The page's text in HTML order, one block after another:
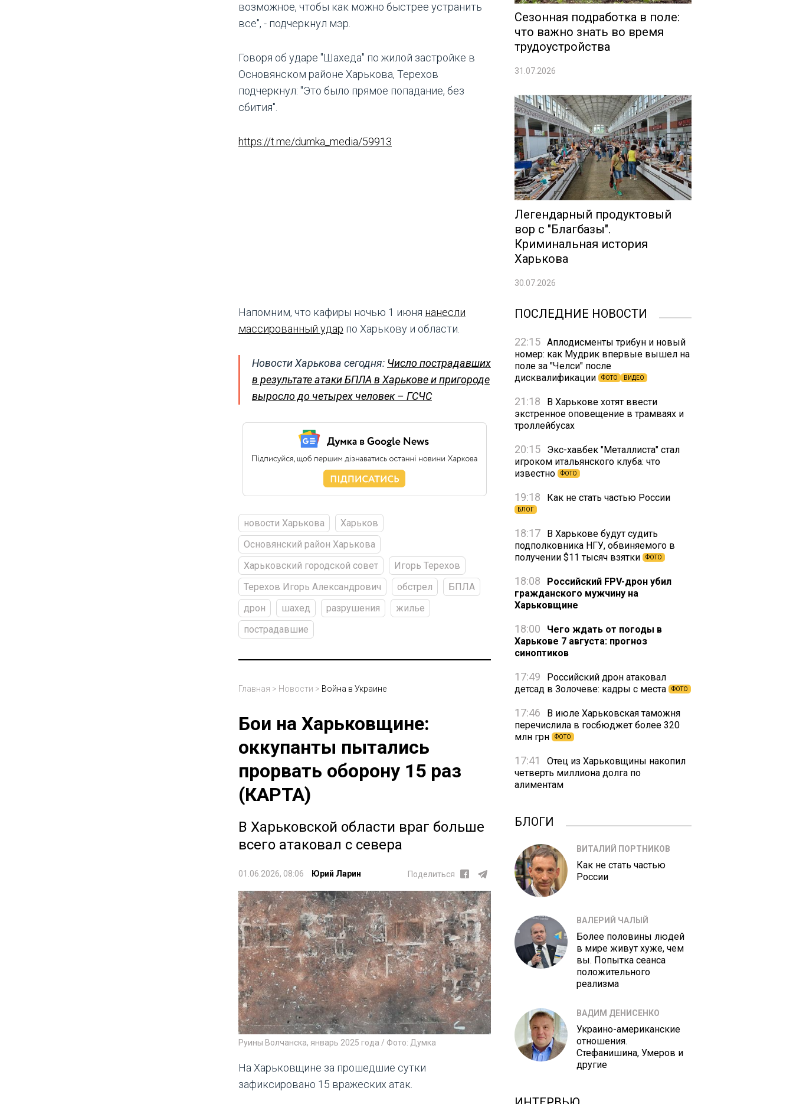
возможное, чтобы как можно быстрее устранить
все", - подчеркнул мэр.
Говоря об ударе "Шахеда" по жилой застройке в
Основянском районе Харькова, Терехов
подчеркнул: "Это было прямое попадание, без
сбития".
https://t.me/dumka_media/59913
Напомним, что кафиры ночью 1 июня нанесли
массированный удар по Харькову и области.
Новости Харькова сегодня: Число пострадавших
в результате атаки БПЛА в Харькове и пригороде
выросло до четырех человек – ГСЧС
новости Харькова
Харьков
Основянский район Харькова
Харьковский городской совет
Игорь Терехов
Терехов Игорь Александрович
обстрел
БПЛА
дрон
шахед разрушения
жилье
пострадавшие
Главная > Новости > Война в Украине
Бои на Харьковщине:
оккупанты пытались
прорвать оборону 15 раз
(КАРТА)
В Харьковской области враг больше
всего атаковал с севера
01.06.2026, 08:06 Юрий Ларин Поделиться
Руины Волчанска, январь 2025 года / Фото: Думка
На Харьковщине за прошедшие сутки
зафиксировано 15 вражеских атак.
Сезонная подработка в поле:
что важно знать во время
трудоустройства
31.07.2026
Легендарный продуктовый
вор с "Благбазы".
Криминальная история
Харькова
30.07.2026
ПОСЛЕДНИЕ НОВОСТИ
22:15 Аплодисменты трибун и новый
номер: как Мудрик впервые вышел на
поле за "Челси" после
дисквалификации
ФОТО ВИДЕО
21:18
В Харькове хотят ввести
экстренное оповещение в трамваях и
троллейбусах
20:15
Экс-хавбек "Металлиста" стал
игроком итальянского клуба: что
известно
ФОТО
19:18 Как не стать частью России
БЛОГ
18:17
В Харькове будут судить
подполковника НГУ, обвиняемого в
получении $11 тысяч взятки
ФОТО
18:08
Российский FPV-дрон убил
гражданского мужчину на
Харьковщине
18:00
Чего ждать от погоды в
Харькове 7 августа: прогноз
синоптиков
17:49
Российский дрон атаковал
детсад в Золочеве: кадры с места
ФОТО
17:46
В июле Харьковская таможня
перечислила в госбюджет более 320
млн грн
ФОТО
17:41
Отец из Харьковщины накопил
четверть миллиона долга по
алиментам
БЛОГИ
ВИТАЛИЙ ПОРТНИКОВ
Как не стать частью
России
ВАЛЕРИЙ ЧАЛЫЙ
Более половины людей
в мире живут хуже, чем
вы. Попытка сеанса
положительного
реализма
ВАДИМ ДЕНИСЕНКО
Украино-американские
отношения.
Стефанишина, Умеров и
другие